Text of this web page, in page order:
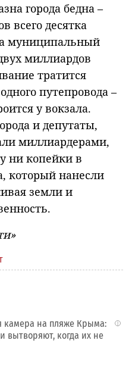
города бедна –
всего десятка
муниципальный
миллиардов
тратится
путепровода –
у вокзала.
и депутаты,
миллиардерами,
ни копейки в
который нанесли
земли и
i
камера на пляже Крыма:
вытворяют, когда их не